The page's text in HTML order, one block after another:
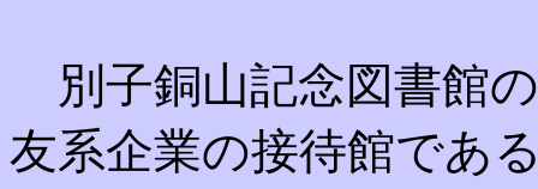
別子銅山記念図書館
友系企業の接待館であ